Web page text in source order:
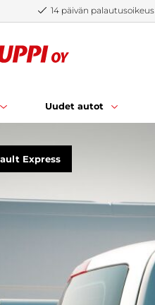
14 päivän palautusoikeus
Uudet autot
Express